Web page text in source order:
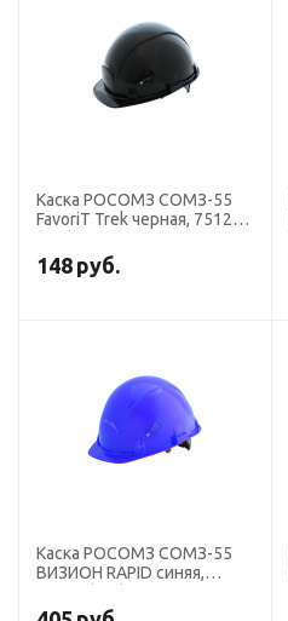
Каска РОСОМЗ СОМЗ-55
FavoriT Trek черная, 75120
148 руб.
Каска РОСОМЗ СОМЗ-55
ВИЗИОН RAPID синяя,